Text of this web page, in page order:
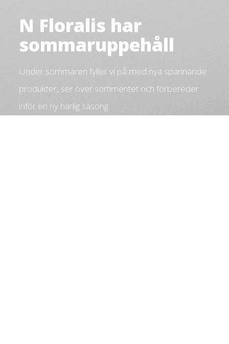
N Floralis har
sommaruppehåll
Under sommaren fyller vi på med nya spännande
produkter, ser över sortimentet och förbereder
inför en ny härlig säsong.